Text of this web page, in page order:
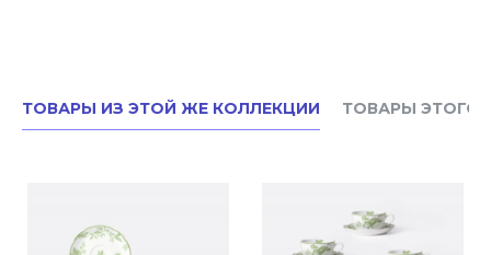
ТОВАРЫ ИЗ ЭТОЙ ЖЕ КОЛЛЕКЦИИ ТОВАРЫ ЭТОГО